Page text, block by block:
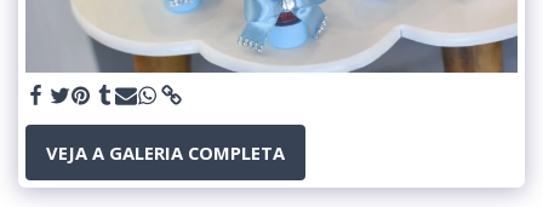
VEJA A GALERIA COMPLETA